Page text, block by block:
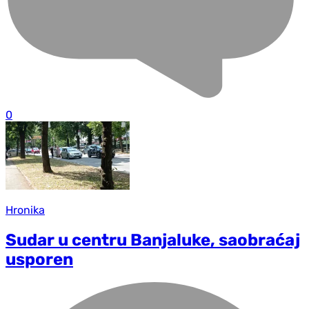
0
Hronika
Sudar u centru Banjaluke, saobraćaj
usporen